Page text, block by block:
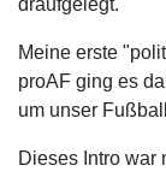
draufgelegt.
Meine erste
proAF ging es
um unser
Dieses Intro war